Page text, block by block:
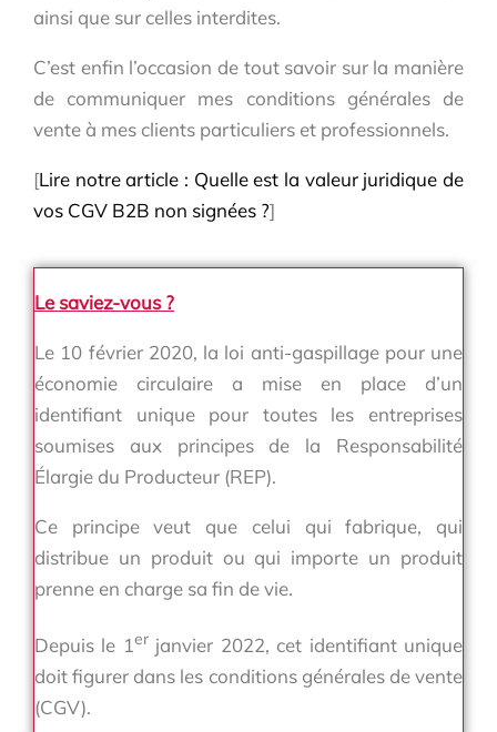
ainsi que sur celles interdites.
C’est enfin l’occasion de tout savoir sur la manière
de communiquer mes conditions générales de
vente à mes clients particuliers et professionnels.
[Lire notre article : Quelle est la valeur juridique de
vos CGV B2B non signées ?]
Le saviez-vous ?
Le 10 février 2020, la loi anti-gaspillage pour une
économie circulaire a mise en place d’un
identifiant unique pour toutes les entreprises
soumises aux principes de la Responsabilité
Élargie du Producteur (REP).
Ce principe veut que celui qui fabrique, qui
distribue un produit ou qui importe un produit
prenne en charge sa fin de vie.
Depuis le 1erjanvier 2022, cet identifiant unique
doit figurer dans les conditions générales de vente
(CGV).